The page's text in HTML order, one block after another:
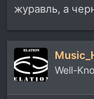
журавль, а
Well-